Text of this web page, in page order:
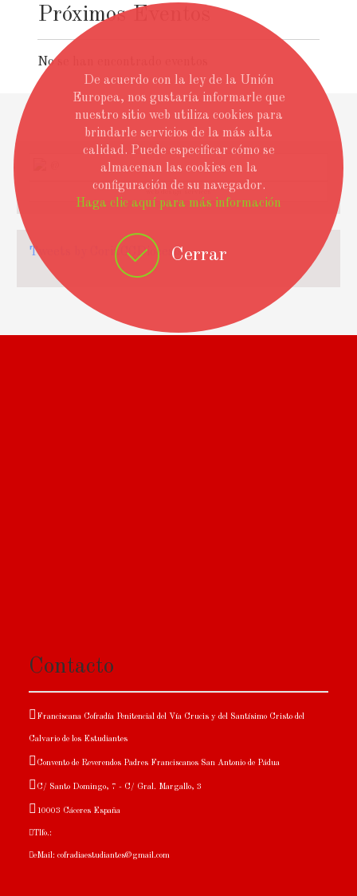
Cerrar
De acuerdo con la ley de la Unión
Europea, nos gustaría informarle que
nuestro sitio web utiliza cookies para
brindarle servicios de la más alta
calidad. Puede especificar cómo se
almacenan las cookies en la
configuración de su navegador.
Haga clic aquí para más información
Próximos Eventos
No se han encontrado eventos
Tweets by CoriaCCDiocesis
Contacto
Franciscana Cofradía Penitencial del Vía Crucis y del Santísimo Cristo del
Calvario de los Estudiantes
Convento de Reverendos Padres Franciscanos San Antonio de Pádua
C/ Santo Domingo, 7 - C/ Gral. Margallo, 3
10003 Cáceres España
Tlfo.:
eMail: cofradiaestudiantes@gmail.com